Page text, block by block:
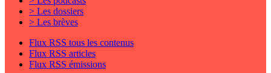
> Les dossiers
> Les brèves
Flux RSS tous les contenus
Flux RSS articles
Flux RSS émissions